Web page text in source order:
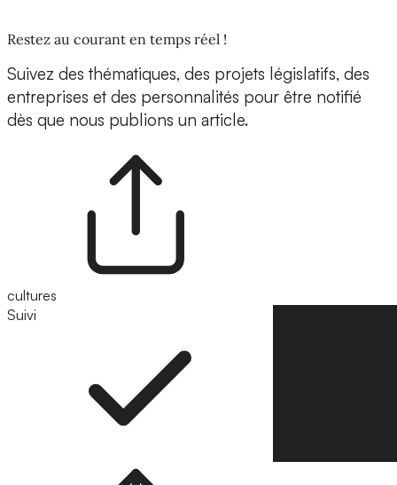
Restez au courant en temps réel !
Suivez des thématiques, des projets législatifs, des
entreprises et des personnalités pour être notifié
dès que nous publions un article.
cultures
Suivi